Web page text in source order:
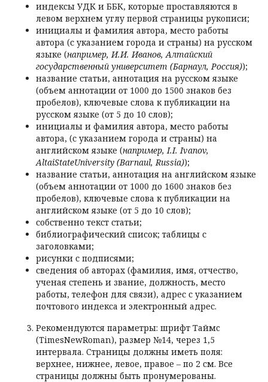
индексы УДК и ББК, которые проставляются в
левом верхнем углу первой страницы рукописи;
инициалы и фамилия автора, место работы
автора (с указанием города и страны) на русском
языке (например, И.И. Иванов, Алтайский
государственный университет (Барнаул, Россия));
название статьи, аннотация на русском языке
(объем аннотации от 1000 до 1500 знаков без
пробелов), ключевые слова к публикации на
русском языке (от 5 до 10 слов);
инициалы и фамилия автора, место работы
автора, (с указанием города и страны) на
английском языке (например, I.I. Ivanov,
AltaiStateUniversity (Barnaul, Russia));
название статьи, аннотация на английском языке
(объем аннотации от 1000 до 1600 знаков без
пробелов), ключевые слова к публикации на
английском языке (от 5 до 10 слов);
собственно текст статьи;
библиографический список; таблицы с
заголовками;
рисунки с подписями;
сведения об авторах (фамилия, имя, отчество,
ученая степень и звание, должность, место
работы, телефон для связи), адрес с указанием
почтового индекса и электронный адрес.
Рекомендуются параметры: шрифт Таймc
(TimesNewRoman), размер №14, через 1,5
интервала. Страницы должны иметь поля:
верхнее, нижнее, левое, правое – по 2 см. Все
страницы должны быть пронумерованы.